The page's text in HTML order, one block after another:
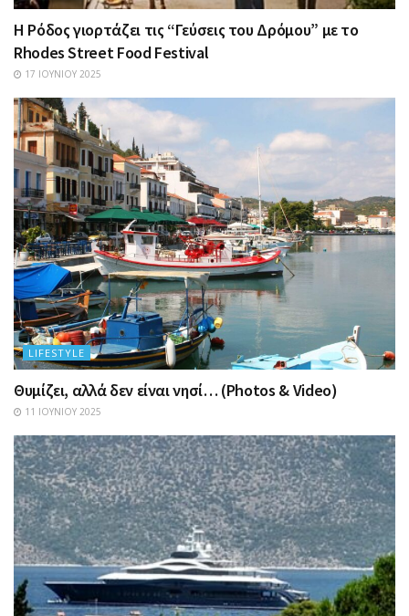
Η Ρόδος γιορτάζει τις “Γεύσεις του Δρόμου” με το
Rhodes Street Food Festival
17 ΙΟΥΝΊΟΥ 2025
LIFESTYLE
Θυμίζει, αλλά δεν είναι νησί… (Photos & Video)
11 ΙΟΥΝΊΟΥ 2025